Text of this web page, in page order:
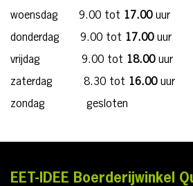
woensdag 9.00 tot 17.00uur
donderdag 9.00 tot 17.00uur
vrijdag 9.00 tot 18.00uur
zaterdag 8.30 tot 16.00uur
zondag gesloten
EET-IDEE Boerderijwinkel